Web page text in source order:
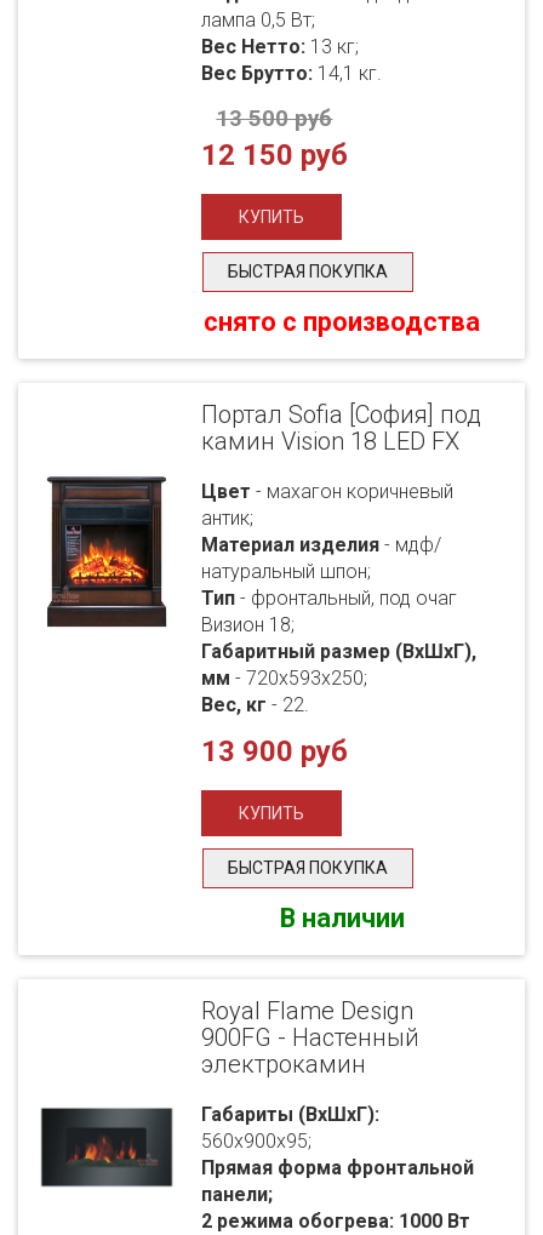
лампа 0,5 Вт;
Вес Нетто: 13 кг;
Вес Брутто: 14,1 кг.
13 500 руб
12 150 руб
БЫСТРАЯ ПОКУПКА
снято с производства
Портал Sofia [София] под
камин Vision 18 LED FX
Цвет - махагон коричневый
антик;
Материал изделия - мдф/
натуральный шпон;
Тип - фронтальный, под очаг
Визион 18;
Габаритный размер (ВхШхГ),
мм - 720х593х250;
Вес, кг - 22.
13 900 руб
БЫСТРАЯ ПОКУПКА
В наличии
Royal Flame Design
900FG - Настенный
электрокамин
Габариты (ВхШхГ):
560x900x95;
Прямая форма фронтальной
панели;
2 режима обогрева: 1000 Вт